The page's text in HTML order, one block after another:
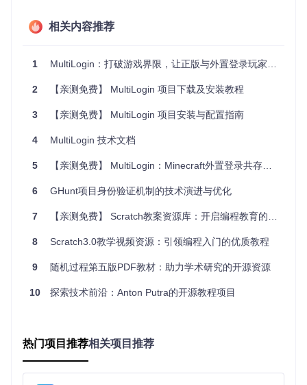
cd
安装依赖
以下是一个简单的示例代码，展示了如何使用 MultiLogin 实现
多账号登录：
const MultiLogin = require ( 'MultiLogin' );
// 初始化 MultiLogin
password: 'password1'
相关内容推荐
1 MultiLogin：打破游戏界限，让正版与外置登录玩家同台竞技
2 【亲测免费】 MultiLogin 项目下载及安装教程
3 【亲测免费】 MultiLogin 项目安装与配置指南
4 MultiLogin 技术文档
5 【亲测免费】 MultiLogin：Minecraft外置登录共存插件
6 GHunt项目身份验证机制的技术演进与优化
7 【亲测免费】 Scratch教案资源库：开启编程教育的新篇章
8 Scratch3.0教学视频资源：引领编程入门的优质教程
9 随机过程第五版PDF教材：助力学术研究的开源资源
10 探索技术前沿：Anton Putra的开源教程项目
热门项目推荐相关项目推荐